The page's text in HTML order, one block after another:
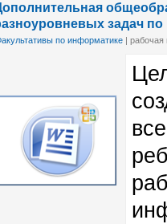
задач
по информатике |